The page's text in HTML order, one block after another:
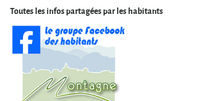
Agenda